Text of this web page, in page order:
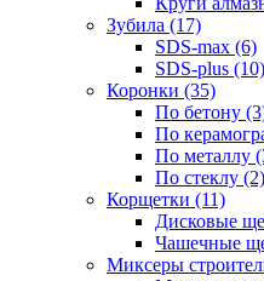
Зубила (17)
SDS-max (6)
SDS-plus (10)
Коронки (35)
По бетону
По
По металлу
По стеклу (2)
Корщетки (11)
Дисковые
Чашечные
Миксеры